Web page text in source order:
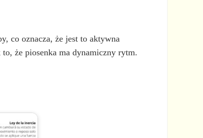
co oznacza, że jest to aktywna
że piosenka ma dynamiczny rytm.